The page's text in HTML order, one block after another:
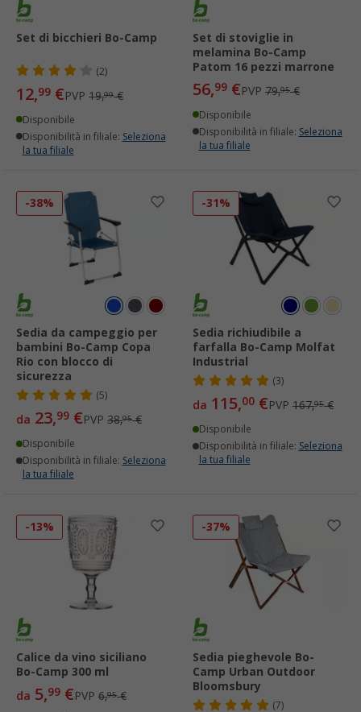
Set di bicchieri Bo-Camp
(2)
12,99 €PVP 19,99€
Disponibile
Disponibilità in filiale: Seleziona
la tua filiale
Set di stoviglie in
melamina Bo-Camp
Patom 16 pezzi marrone
56,99 €PVP 79,95€
Disponibile
Disponibilità in filiale: Seleziona
la tua filiale
-38%
Sedia da campeggio per
bambini Bo-Camp Copa
Rio con blocco di
sicurezza
(5)
da 23,99 €PVP 38,95€
Disponibile
Disponibilità in filiale: Seleziona
la tua filiale
-31%
Sedia richiudibile a
farfalla Bo-Camp Molfat
Industrial
(3)
da 115,00 €PVP 167,95€
Disponibile
Disponibilità in filiale: Seleziona
la tua filiale
-13%
Calice da vino siciliano
Bo-Camp 300 ml
da 5,99 €PVP 6,95€
-37%
Sedia pieghevole Bo-
Camp Urban Outdoor
Bloomsbury
(7)